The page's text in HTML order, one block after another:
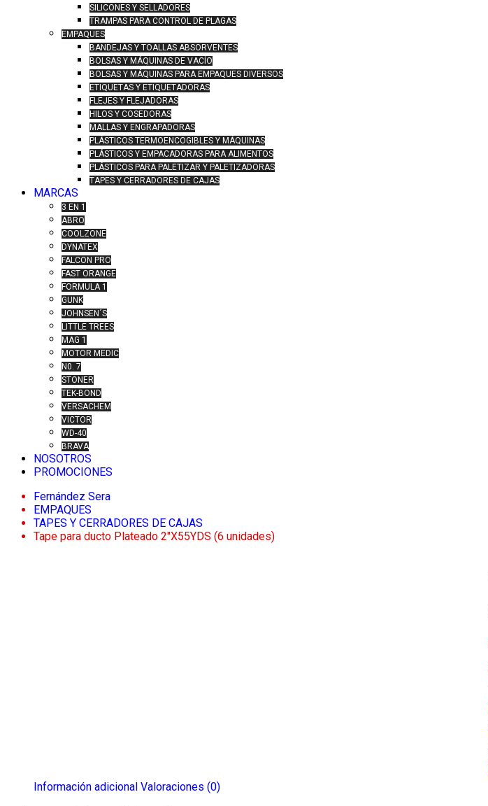
SILICONES Y SELLADORES
TRAMPAS PARA CONTROL DE PLAGAS
EMPAQUES
BANDEJAS Y TOALLAS ABSORVENTES
BOLSAS Y MÁQUINAS DE VACÍO
BOLSAS Y MÁQUINAS PARA EMPAQUES DIVERSOS
ETIQUETAS Y ETIQUETADORAS
FLEJES Y FLEJADORAS
HILOS Y COSEDORAS
MALLAS Y ENGRAPADORAS
PLÁSTICOS TERMOENCOGIBLES Y MÁQUINAS
PLÁSTICOS Y EMPACADORAS PARA ALIMENTOS
PLÁSTICOS PARA PALETIZAR Y PALETIZADORAS
TAPES Y CERRADORES DE CAJAS
MARCAS
3 EN 1
ABRO
COOLZONE
DYNATEX
FALCON PRO
FAST ORANGE
FORMULA 1
GUNK
JOHNSEN´S
LITTLE TREES
MAG 1
MOTOR MEDIC
N0. 7
STONER
TEK-BOND
VERSACHEM
VICTOR
WD-40
BRAVA
NOSOTROS
PROMOCIONES
Fernández Sera
EMPAQUES
TAPES Y CERRADORES DE CAJAS
Tape para ducto Plateado 2″X55YDS (6 unidades)
Información adicional Valoraciones (0)